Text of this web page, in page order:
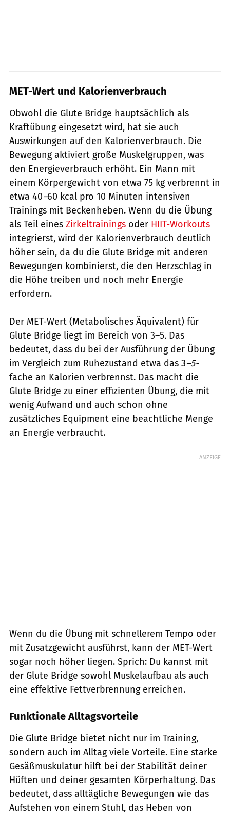
MET-Wert und Kalorienverbrauch
Obwohl die Glute Bridge hauptsächlich als
Kraftübung eingesetzt wird, hat sie auch
Auswirkungen auf den Kalorienverbrauch. Die
Bewegung aktiviert große Muskelgruppen, was
den Energieverbrauch erhöht. Ein Mann mit
einem Körpergewicht von etwa 75 kg verbrennt in
etwa 40–60 kcal pro 10 Minuten intensiven
Trainings mit Beckenheben. Wenn du die Übung
als Teil eines Zirkeltrainings oder HIIT-Workouts
integrierst, wird der Kalorienverbrauch deutlich
höher sein, da du die Glute Bridge mit anderen
Bewegungen kombinierst, die den Herzschlag in
die Höhe treiben und noch mehr Energie
erfordern.
Der MET-Wert (Metabolisches Äquivalent) für
Glute Bridge liegt im Bereich von 3–5. Das
bedeutet, dass du bei der Ausführung der Übung
im Vergleich zum Ruhezustand etwa das 3–5-
fache an Kalorien verbrennst. Das macht die
Glute Bridge zu einer effizienten Übung, die mit
wenig Aufwand und auch schon ohne
zusätzliches Equipment eine beachtliche Menge
an Energie verbraucht.
ANZEIGE
Wenn du die Übung mit schnellerem Tempo oder
mit Zusatzgewicht ausführst, kann der MET-Wert
sogar noch höher liegen. Sprich: Du kannst mit
der Glute Bridge sowohl Muskelaufbau als auch
eine effektive Fettverbrennung erreichen.
Funktionale Alltagsvorteile
Die Glute Bridge bietet nicht nur im Training,
sondern auch im Alltag viele Vorteile. Eine starke
Gesäßmuskulatur hilft bei der Stabilität deiner
Hüften und deiner gesamten Körperhaltung. Das
bedeutet, dass alltägliche Bewegungen wie das
Aufstehen von einem Stuhl, das Heben von